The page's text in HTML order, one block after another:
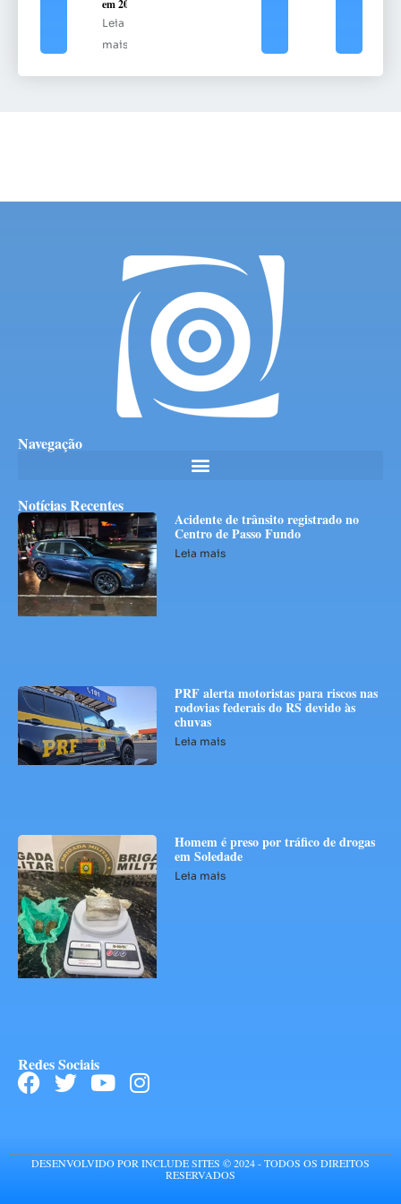
em 2025
Leia
mais
Navegação
Notícias Recentes
Acidente de trânsito registrado no
Centro de Passo Fundo
Leia mais
PRF alerta motoristas para riscos nas
rodovias federais do RS devido às
chuvas
Leia mais
Homem é preso por tráfico de drogas
em Soledade
Leia mais
Redes Sociais
DESENVOLVIDO POR INCLUDE SITES © 2024 - TODOS OS DIREITOS
RESERVADOS